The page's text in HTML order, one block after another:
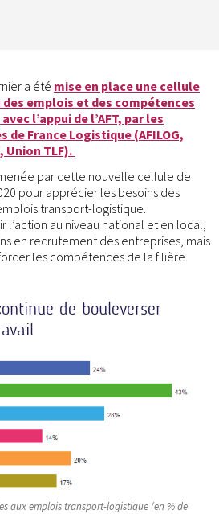
a été mise en place une cellule
emplois et des compétences
l’appui de l’AFT, par les
France Logistique (AFILOG,
Union TLF).
par cette nouvelle cellule de
pour apprécier les besoins des
transport-logistique.
l’action au niveau national et en local,
en recrutement des entreprises, mais
les compétences de la filière.
de bouleverser
aux emplois transport-logistique (en % de